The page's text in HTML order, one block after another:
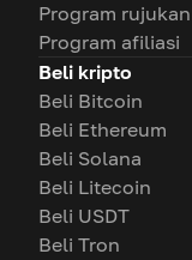
Program rujukan
Program afiliasi
Beli kripto
Beli Bitcoin
Beli Ethereum
Beli Solana
Beli Litecoin
Beli USDT
Beli Tron